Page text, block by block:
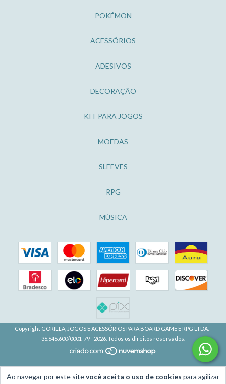
Ao navegar por este sitevocê aceita o uso de cookies para agilizar
POKÉMON
ACESSÓRIOS
ADESIVOS
DECORAÇÃO
KIT PARA JOGOS
MOEDAS
SLEEVES
RPG
MÚSICA
Copyright GORILLA, JOGOS E ACESSÓRIOS PARA BOARD GAME E RPG LTDA. -
36.646.600/0001-79 - 2026. Todos os direitos reservados.